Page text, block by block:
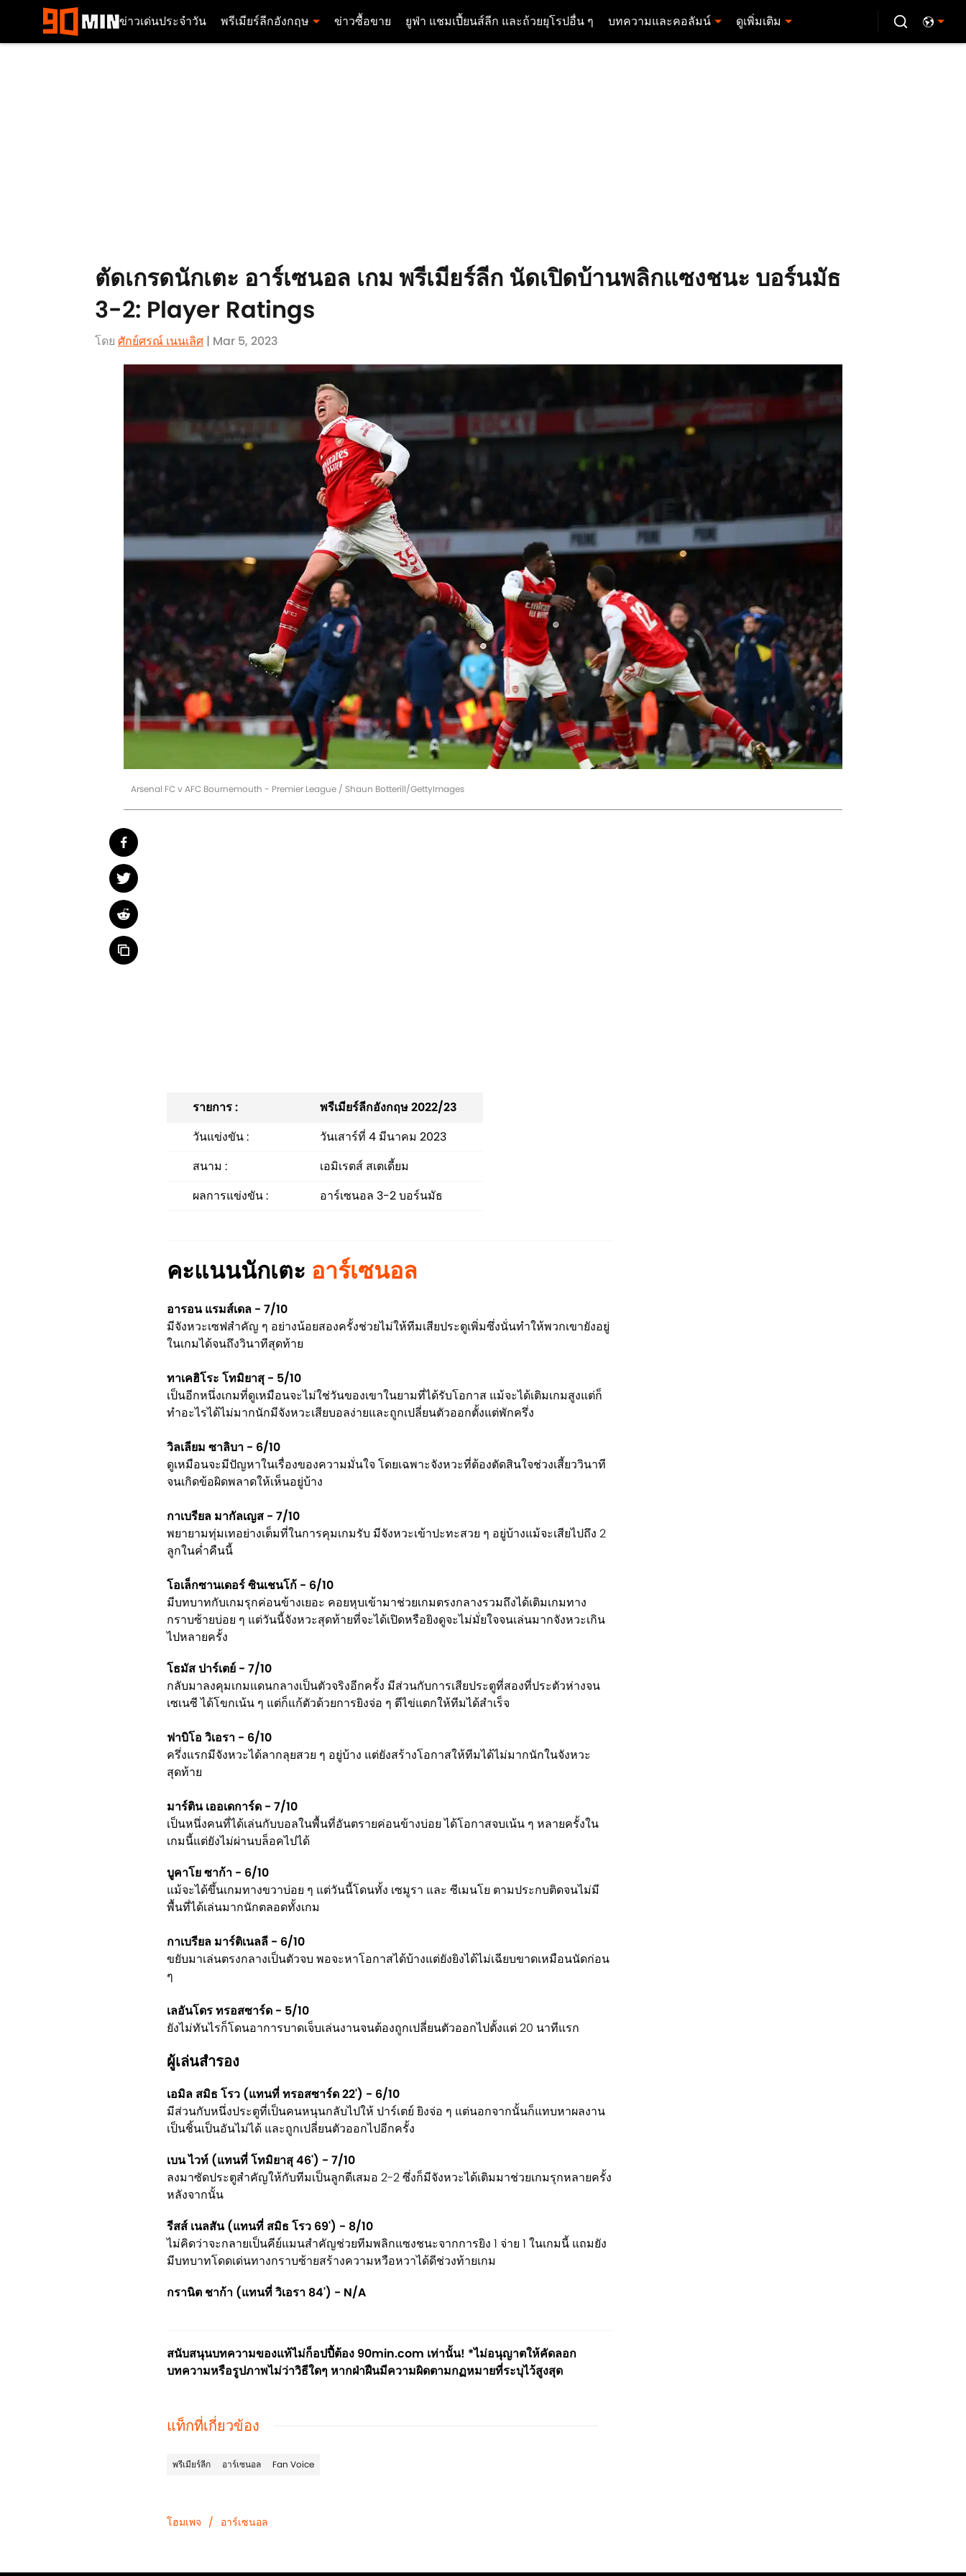
ข่าวเด่นประจำวัน พรีเมียร์ลีกอังกฤษ ข่าวซื้อขาย ยูฟ่า แชมเปี้ยนส์ลีก และถ้วยยุโรปอื่น ๆ บทความและคอลัมน์ ดูเพิ่มเติม
ตัดเกรดนักเตะ อาร์เซนอล เกม พรีเมียร์ลีก นัดเปิดบ้านพลิกแซงชนะ บอร์นมัธ
3-2: Player Ratings
โดย ศักย์ศรณ์ เนนเลิศ | Mar 5, 2023
Arsenal FC v AFC Bournemouth - Premier League / Shaun Botterill/GettyImages
รายการ :
พรีเมียร์ลีกอังกฤษ 2022/23
วันแข่งขัน :
วันเสาร์ที่ 4 มีนาคม 2023
สนาม :
เอมิเรตส์ สเตเดี้ยม
ผลการแข่งขัน :
อาร์เซนอล 3-2 บอร์นมัธ
คะแนนนักเตะ อาร์เซนอล
อารอน แรมส์เดล - 7/10
มีจังหวะเซฟสำคัญ ๆ อย่างน้อยสองครั้งช่วยไม่ให้ทีมเสียประตูเพิ่มซึ่งนั่นทำให้พวกเขายังอยู่
ในเกมได้จนถึงวินาทีสุดท้าย
ทาเคฮิโระ โทมิยาสุ - 5/10
เป็นอีกหนึ่งเกมที่ดูเหมือนจะไม่ใช่วันของเขาในยามที่ได้รับโอกาส แม้จะได้เติมเกมสูงแต่ก็
ทำอะไรได้ไม่มากนักมีจังหวะเสียบอลง่ายและถูกเปลี่ยนตัวออกตั้งแต่พักครึ่ง
วิลเลียม ซาลิบา - 6/10
ดูเหมือนจะมีปัญหาในเรื่องของความมั่นใจ โดยเฉพาะจังหวะที่ต้องตัดสินใจช่วงเสี้ยววินาที
จนเกิดข้อผิดพลาดให้เห็นอยู่บ้าง
กาเบรียล มากัลเญส - 7/10
พยายามทุ่มเทอย่างเต็มที่ในการคุมเกมรับ มีจังหวะเข้าปะทะสวย ๆ อยู่บ้างแม้จะเสียไปถึง 2
ลูกในค่ำคืนนี้
โอเล็กซานเดอร์ ซินเชนโก้ - 6/10
มีบทบาทกับเกมรุกค่อนข้างเยอะ คอยหุบเข้ามาช่วยเกมตรงกลางรวมถึงได้เติมเกมทาง
กราบซ้ายบ่อย ๆ แต่วันนี้จังหวะสุดท้ายที่จะได้เปิดหรือยิงดูจะไม่มั่ยใจจนเล่นมากจังหวะเกิน
ไปหลายครั้ง
โธมัส ปาร์เตย์ - 7/10
กลับมาลงคุมเกมแดนกลางเป็นตัวจริงอีกครั้ง มีส่วนกับการเสียประตูที่สองที่ประตัวห่างจน
เซเนซี ได้โขกเน้น ๆ แต่ก็แก้ตัวด้วยการยิงจ่อ ๆ ตีไข่แตกให้ทีมได้สำเร็จ
ฟาบิโอ วิเอรา - 6/10
ครึ่งแรกมีจังหวะได้ลากลุยสวย ๆ อยู่บ้าง แต่ยังสร้างโอกาสให้ทีมได้ไม่มากนักในจังหวะ
สุดท้าย
มาร์ติน เออเดการ์ด - 7/10
เป็นหนึ่งคนที่ได้เล่นกับบอลในพื้นที่อันตรายค่อนข้างบ่อย ได้โอกาสจบเน้น ๆ หลายครั้งใน
เกมนี้แต่ยังไม่ผ่านบล็อคไปได้
บูคาโย ซาก้า - 6/10
แม้จะได้ขึ้นเกมทางขวาบ่อย ๆ แต่วันนี้โดนทั้ง เซมูรา และ ซีเมนโย ตามประกบติดจนไม่มี
พื้นที่ได้เล่นมากนักตลอดทั้งเกม
กาเบรียล มาร์ติเนลลี - 6/10
ขยับมาเล่นตรงกลางเป็นตัวจบ พอจะหาโอกาสได้บ้างแต่ยังยิงได้ไม่เฉียบขาดเหมือนนัดก่อน
ๆ
เลอันโดร ทรอสซาร์ด - 5/10
ยังไม่ทันไรก็โดนอาการบาดเจ็บเล่นงานจนต้องถูกเปลี่ยนตัวออกไปตั้งแต่ 20 นาทีแรก
ผู้เล่นสำรอง
เอมิล สมิธ โรว (แทนที่ ทรอสซาร์ด 22') - 6/10
มีส่วนกับหนึ่งประตูที่เป็นคนหนุนกลับไปให้ ปาร์เตย์ ยิงจ่อ ๆ แต่นอกจากนั้นก็แทบหาผลงาน
เป็นชิ้นเป็นอันไม่ได้ และถูกเปลี่ยนตัวออกไปอีกครั้ง
เบน ไวท์ (แทนที่ โทมิยาสุ 46') - 7/10
ลงมาซัดประตูสำคัญให้กับทีมเป็นลูกตีเสมอ 2-2 ซึ่งก็มีจังหวะได้เติมมาช่วยเกมรุกหลายครั้ง
หลังจากนั้น
รีสส์ เนลสัน (แทนที่ สมิธ โรว 69') - 8/10
ไม่คิดว่าจะกลายเป็นคีย์แมนสำคัญช่วยทีมพลิกแซงชนะจากการยิง 1 จ่าย 1 ในเกมนี้ แถมยัง
มีบทบาทโดดเด่นทางกราบซ้ายสร้างความหวือหวาได้ดีช่วงท้ายเกม
กรานิต ชาก้า (แทนที่ วิเอรา 84') - N/A
สนับสนุนบทความของแท้ไม่ก็อปปี้ต้อง 90min.com เท่านั้น! *ไม่อนุญาตให้คัดลอก
บทความหรือรูปภาพไม่ว่าวิธีใดๆ หากฝ่าฝืนมีความผิดตามกฏหมายที่ระบุไว้สูงสุด
แท็กที่เกี่ยวข้อง
พรีเมียร์ลีก อาร์เซนอล Fan Voice
โฮมเพจ / อาร์เซนอล